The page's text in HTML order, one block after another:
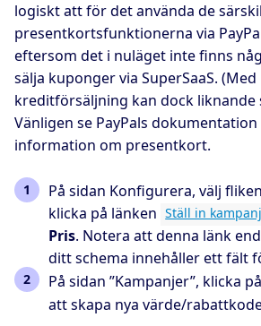
logiskt att för det använda de
presentkortsfunktionerna via
eftersom det i nuläget inte finns
sälja kuponger via SuperSaaS.
kreditförsäljning kan dock liknande
Vänligen se PayPals
information om presentkort.
På sidan Konfigurera, välj
klicka på länken Ställ in
Pris. Notera att denna länk
ditt schema innehåller ett fält
På sidan ”Kampanjer”, klicka på
att skapa nya värde/